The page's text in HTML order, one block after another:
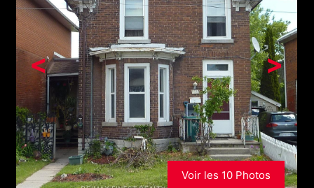
>
<
Voir les 10 Photos